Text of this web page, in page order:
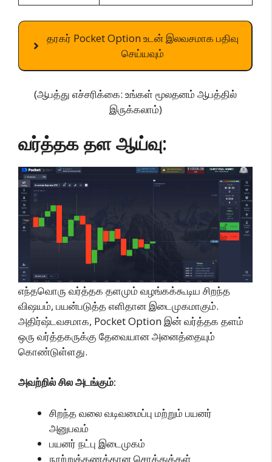
தரகர் Pocket Option உடன் இலவசமாக பதிவு
செய்யவும்
(ஆபத்து எச்சரிக்கை: உங்கள் மூலதனம் ஆபத்தில்
இருக்கலாம்)
வர்த்தக தள ஆய்வு:
எந்தவொரு வர்த்தக தளமும் வழங்கக்கூடிய சிறந்த
விஷயம், பயன்படுத்த எளிதான இடைமுகமாகும்.
அதிர்ஷ்டவசமாக, Pocket Option இன் வர்த்தக தளம்
ஒரு வர்த்தகருக்கு தேவையான அனைத்தையும்
கொண்டுள்ளது.
அவற்றில் சில அடங்கும்:
சிறந்த வலை வடிவமைப்பு மற்றும் பயனர்
அனுபவம்
பயனர் நட்பு இடைமுகம்
நூற்றுக்கணக்கான சொத்துக்கள்